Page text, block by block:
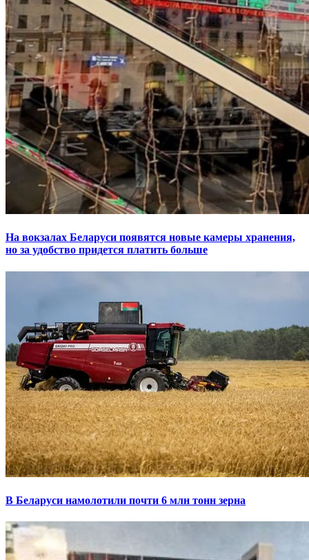
На вокзалах Беларуси появятся новые камеры хранения,
но за удобство придется платить больше
В Беларуси намолотили почти 6 млн тонн зерна